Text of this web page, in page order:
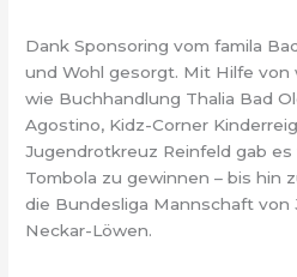
Dank Sponsoring vom famila
und Wohl gesorgt. Mit Hilfe
wie Buchhandlung Thalia Bad
Agostino, Kidz-Corner
Jugendrotkreuz Reinfeld gab
Tombola zu gewinnen – bis hin
die Bundesliga Mannschaft von
Neckar-Löwen.